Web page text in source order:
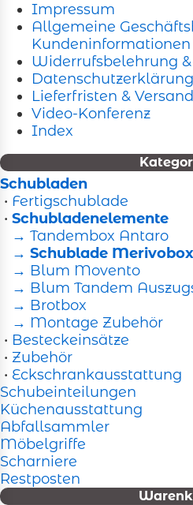
Impressum
Allgemeine
Kundeninformationen
Widerrufsbelehrung
Datenschutzerklärung
Lieferfristen &
Video-Konferenz
Index
Schubladen
• Fertigschublade
• Schubladenelemente
→ Tandembox Antaro
→ Schublade Merivobox
→ Blum Movento
→ Blum Tandem
→ Brotbox
→ Montage Zubehör
• Besteckeinsätze
• Zubehör
• Eckschrankausstattung
Schubeinteilungen
Küchenausstattung
Abfallsammler
Möbelgriffe
Scharniere
Restposten